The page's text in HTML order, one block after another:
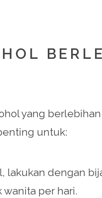
yang
untuk:
lakukan dengan
per hari.